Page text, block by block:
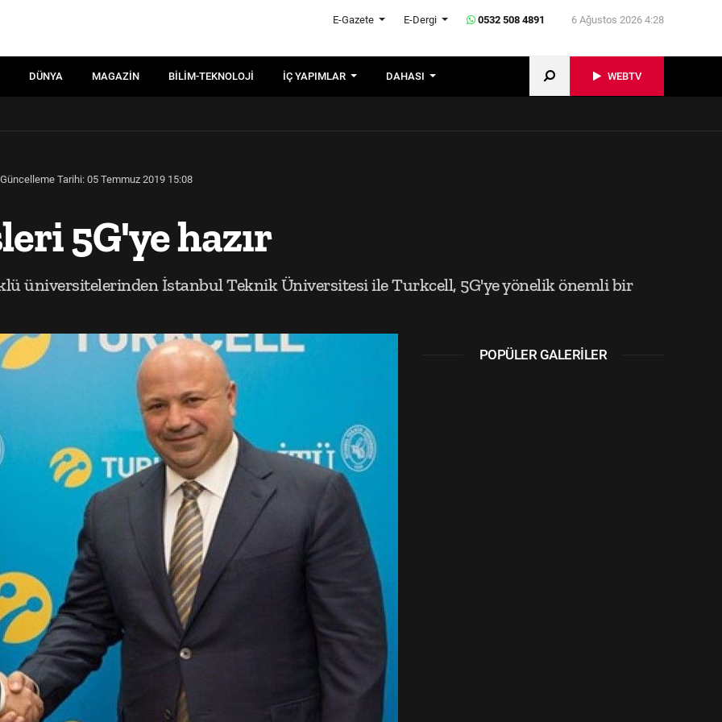
E-Gazete E-Dergi 0532 508 4891 6 Ağustos 2026 4:28
DÜNYA MAGAZIN BILIM-TEKNOLOJI İÇ YAPIMLAR DAHASI WEBTV
Güncelleme Tarihi: 05 Temmuz 2019 15:08
5G'ye hazır
üniversitelerinden İstanbul Teknik Üniversitesi ile Turkcell, 5G'ye yönelik önemli bir
POPÜLER GALERILER